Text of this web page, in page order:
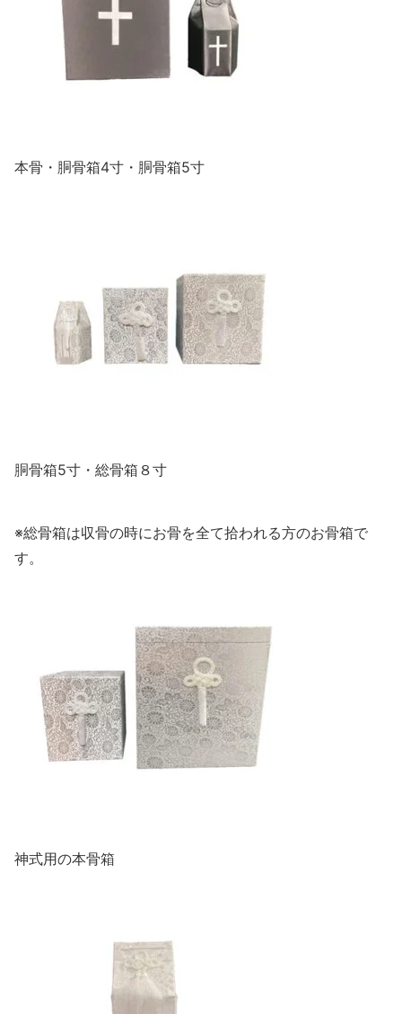
本骨・胴骨箱4寸・胴骨箱5寸
胴骨箱5寸・総骨箱８寸
※総骨箱は収骨の時にお骨を全て拾われる方のお骨箱で
す。
神式用の本骨箱